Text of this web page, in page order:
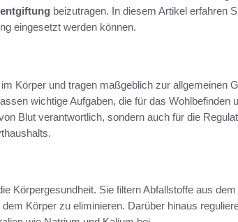
beizutragen. In diesem Artikel erfahren
eingesetzt werden können.
Körper und tragen maßgeblich zur allgemeinen
wichtige Aufgaben, die für das Wohlbefinden
Blut verantwortlich, sondern auch für die
Körpergesundheit. Sie filtern Abfallstoffe aus
Körper zu eliminieren. Darüber hinaus